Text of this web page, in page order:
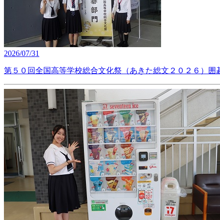
2026/07/31
第５０回全国高等学校総合文化祭（あきた総文２０２６）囲